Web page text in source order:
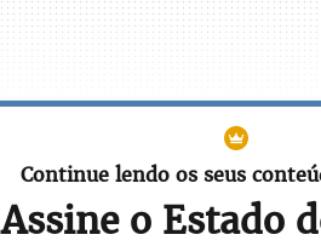
Continue lendo os seus
Assine o Estado